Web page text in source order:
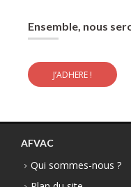
Ensemble, nous
J’ADHERE !
AFVAC
Qui sommes-nous ?